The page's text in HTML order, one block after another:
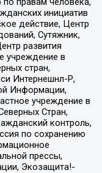
инициатив
действие, Центр
Сутяжник,
развития
учреждение в
стран,
Интернешнл-Р,
Информации,
учреждение в
Стран,
контроль,
по сохранению
прессы,
Экозащита!-